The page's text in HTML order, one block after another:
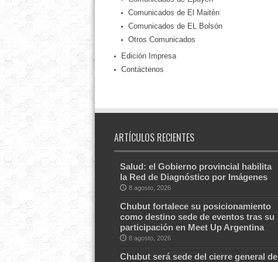
Comunicados de El Maitén
Comunicados de EL Bolsón
Otros Comunicados
Edición Impresa
Contáctenos
ARTÍCULOS RECIENTES
Salud: el Gobierno provincial habilita
la Red de Diagnóstico por Imágenes
8 agosto, 2026
Chubut fortalece su posicionamiento
como destino sede de eventos tras su
participación en Meet Up Argentina
8 agosto, 2026
Chubut será sede del cierre general de